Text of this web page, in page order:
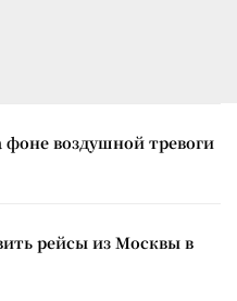
фоне воздушной тревоги
рейсы из Москвы в